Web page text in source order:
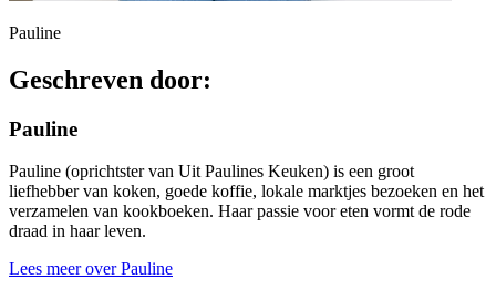
Pauline
Geschreven door:
Pauline
Pauline (oprichtster van Uit Paulines Keuken) is een groot
liefhebber van koken, goede koffie, lokale marktjes bezoeken en het
verzamelen van kookboeken. Haar passie voor eten vormt de rode
draad in haar leven.
Lees meer over Pauline